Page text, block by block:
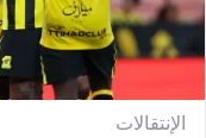
الإنتقالات